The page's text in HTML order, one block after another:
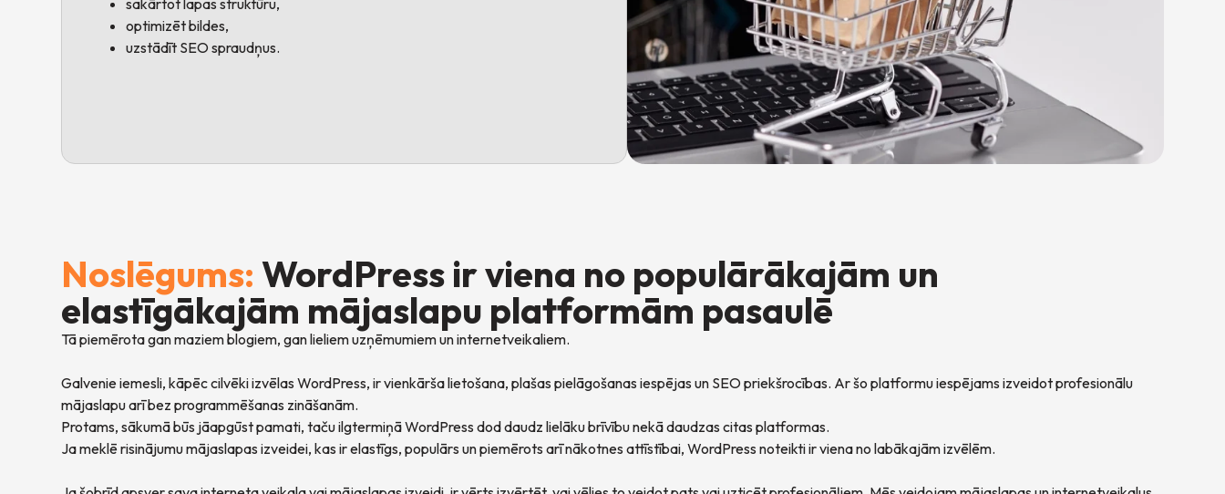
sakārtot lapas struktūru,
optimizēt bildes,
uzstādīt SEO spraudņus.
Noslēgums:WordPress ir viena no populārākajām un
elastīgākajām mājaslapu platformām pasaulē
Tā piemērota gan maziem blogiem, gan lieliem uzņēmumiem un internetveikaliem.
Galvenie iemesli, kāpēc cilvēki izvēlas WordPress, ir vienkārša lietošana, plašas pielāgošanas iespējas un SEO priekšrocības. Ar šo platformu iespējams izveidot profesionālu
mājaslapu arī bez programmēšanas zināšanām.
Protams, sākumā būs jāapgūst pamati, taču ilgtermiņā WordPress dod daudz lielāku brīvību nekā daudzas citas platformas.
Ja meklē risinājumu mājaslapas izveidei, kas ir elastīgs, populārs un piemērots arī nākotnes attīstībai, WordPress noteikti ir viena no labākajām izvēlēm.